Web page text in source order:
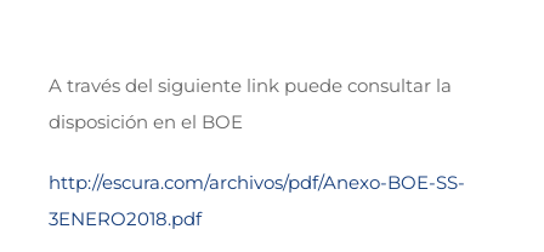
A través del siguiente link puede consultar la
disposición en el BOE
http://escura.com/archivos/pdf/Anexo-BOE-SS-
3ENERO2018.pdf